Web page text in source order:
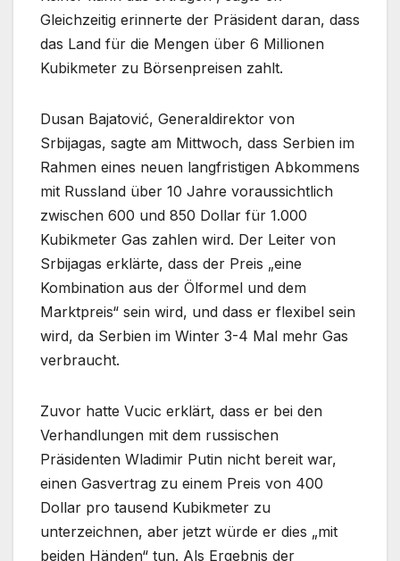
Gleichzeitig erinnerte der Präsident daran, dass
das Land für die Mengen über 6 Millionen
Kubikmeter zu Börsenpreisen zahlt.
Dusan Bajatović, Generaldirektor von
Srbijagas, sagte am Mittwoch, dass Serbien im
Rahmen eines neuen langfristigen Abkommens
mit Russland über 10 Jahre voraussichtlich
zwischen 600 und 850 Dollar für 1.000
Kubikmeter Gas zahlen wird. Der Leiter von
Srbijagas erklärte, dass der Preis „eine
Kombination aus der Ölformel und dem
Marktpreis“ sein wird, und dass er flexibel sein
wird, da Serbien im Winter 3-4 Mal mehr Gas
verbraucht.
Zuvor hatte Vucic erklärt, dass er bei den
Verhandlungen mit dem russischen
Präsidenten Wladimir Putin nicht bereit war,
einen Gasvertrag zu einem Preis von 400
Dollar pro tausend Kubikmeter zu
unterzeichnen, aber jetzt würde er dies „mit
beiden Händen“ tun. Als Ergebnis der